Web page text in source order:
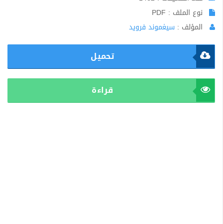
نوع الملف : PDF
المؤلف : سيغموند فرويد
تحميل
قراءة